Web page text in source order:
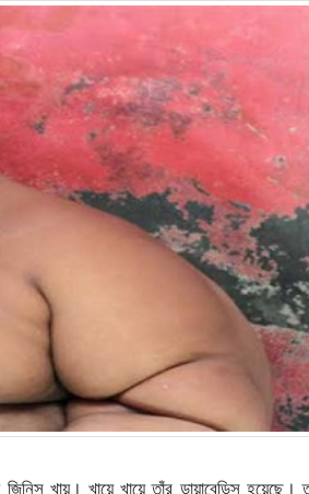
খায়। খায়ে খায়ে তাঁর ডায়াবেডিস হয়েছে।